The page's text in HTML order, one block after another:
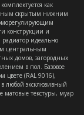
как
скрытым нижним
конструкции и
идеально
центральным
домов, загородных
в пол. Базовое
цвете (RAL 9016),
любой эксклюзивный
матовые текстуры, муар